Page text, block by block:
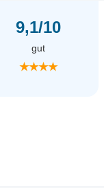
9,1/10
gut
★★★★